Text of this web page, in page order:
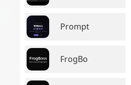
Prompt
FrogBo